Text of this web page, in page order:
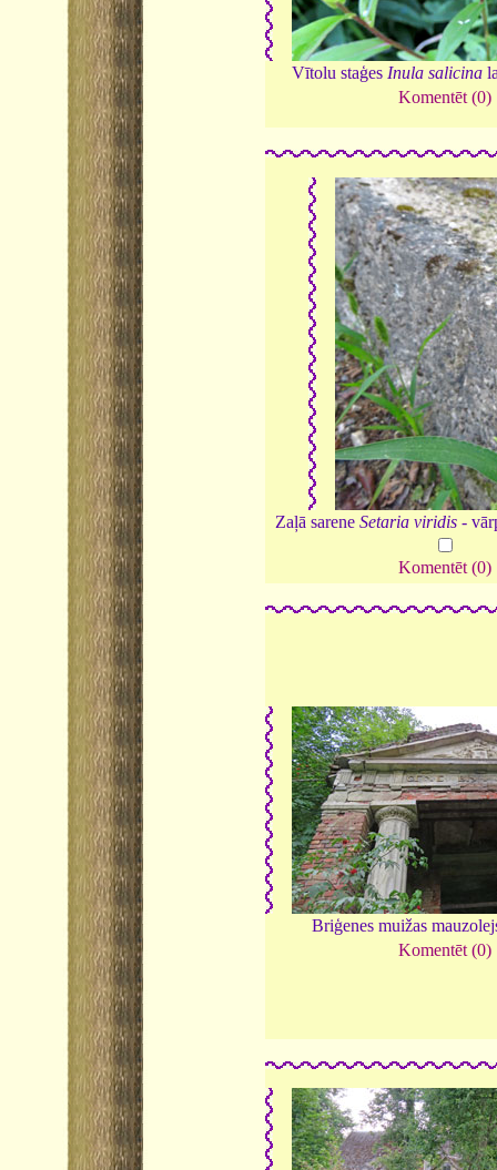
Vītolu staģes Inula salicina
Komentēt (0)
Zaļā sarene Setaria viridis -
Komentēt (0)
Briģenes muižas
Komentēt (0)